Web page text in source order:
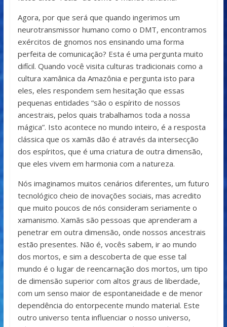
Agora, por que será que quando ingerimos um
neurotransmissor humano como o DMT, encontramos
exércitos de gnomos nos ensinando uma forma
perfeita de comunicação? Esta é uma pergunta muito
difícil. Quando você visita culturas tradicionais como a
cultura xamânica da Amazônia e pergunta isto para
eles, eles respondem sem hesitação que essas
pequenas entidades “são o espírito de nossos
ancestrais, pelos quais trabalhamos toda a nossa
mágica”. Isto acontece no mundo inteiro, é a resposta
clássica que os xamãs dão é através da intersecção
dos espíritos, que é uma criatura de outra dimensão,
que eles vivem em harmonia com a natureza.
Nós imaginamos muitos cenários diferentes, um futuro
tecnológico cheio de inovações sociais, mas acredito
que muito poucos de nós consideram seriamente o
xamanismo. Xamãs são pessoas que aprenderam a
penetrar em outra dimensão, onde nossos ancestrais
estão presentes. Não é, vocês sabem, ir ao mundo
dos mortos, e sim a descoberta de que esse tal
mundo é o lugar de reencarnação dos mortos, um tipo
de dimensão superior com altos graus de liberdade,
com um senso maior de espontaneidade e de menor
dependência do entorpecente mundo material. Este
outro universo tenta influenciar o nosso universo,